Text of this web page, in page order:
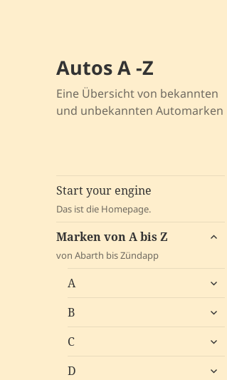
Autos A -Z
Eine Übersicht von bekannten
und unbekannten Automarken
Start your engine
Das ist die Homepage.
Marken von A bis Z
von Abarth bis Zündapp
A
B
C
D